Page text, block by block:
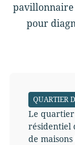
pavillonnaire
pour
QUARTIER
Le quartier
résidentiel
de